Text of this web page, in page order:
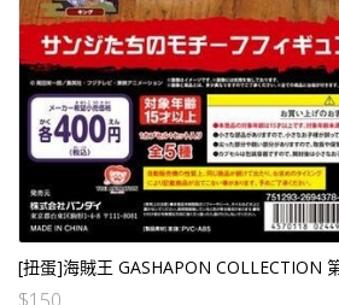
[扭蛋]海賊王 GASHAPON COLLECTION